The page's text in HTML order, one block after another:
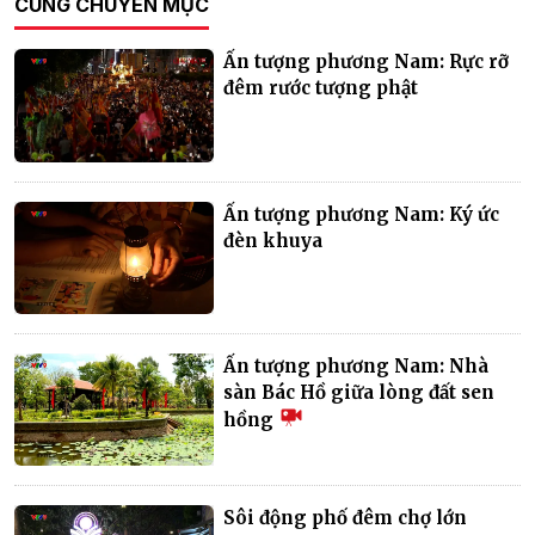
CÙNG CHUYÊN MỤC
Ấn tượng phương Nam: Rực rỡ
đêm rước tượng phật
Ấn tượng phương Nam: Ký ức
đèn khuya
Ấn tượng phương Nam: Nhà
sàn Bác Hồ giữa lòng đất sen
hồng
Sôi động phố đêm chợ lớn